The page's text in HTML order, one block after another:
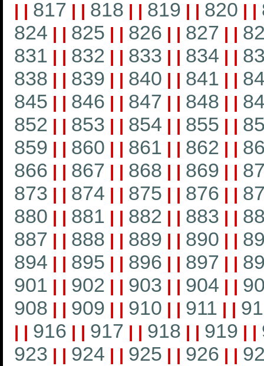
| | 817 | | 818 | | 819 | | 820 | |
824 | | 825 | | 826 | | 827 | |
831 | | 832 | | 833 | | 834 | |
838 | | 839 | | 840 | | 841 | |
845 | | 846 | | 847 | | 848 | |
852 | | 853 | | 854 | | 855 | |
859 | | 860 | | 861 | | 862 | |
866 | | 867 | | 868 | | 869 | |
873 | | 874 | | 875 | | 876 | |
880 | | 881 | | 882 | | 883 | |
887 | | 888 | | 889 | | 890 | |
894 | | 895 | | 896 | | 897 | |
901 | | 902 | | 903 | | 904 | |
908 | | 909 | | 910 | | 911 | |
| | 916 | | 917 | | 918 | | 919 | |
923 | | 924 | | 925 | | 926 | |